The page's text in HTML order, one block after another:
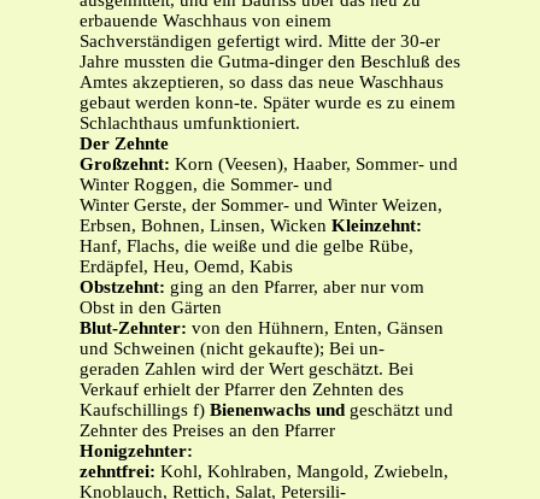
erbauende Waschhaus von einem
Sachverständigen gefertigt wird. Mitte der 30-er
Jahre mussten die Gutma-dinger den Beschluß des
Amtes akzeptieren, so dass das neue Waschhaus
gebaut werden konn-te. Später wurde es zu einem
Schlachthaus umfunktioniert.
Der Zehnte
Großzehnt: Korn (Veesen), Haaber, Sommer- und
Winter Roggen, die Sommer- und
Winter Gerste, der Sommer- und Winter Weizen,
Erbsen, Bohnen, Linsen, Wicken Kleinzehnt:
Hanf, Flachs, die weiße und die gelbe Rübe,
Erdäpfel, Heu, Oemd, Kabis
Obstzehnt: ging an den Pfarrer, aber nur vom
Obst in den Gärten
Blut-Zehnter: von den Hühnern, Enten, Gänsen
und Schweinen (nicht gekaufte); Bei un-
geraden Zahlen wird der Wert geschätzt. Bei
Verkauf erhielt der Pfarrer den Zehnten des
Kaufschillings f) Bienenwachs und geschätzt und
Zehnter des Preises an den Pfarrer
Honigzehnter:
zehntfrei: Kohl, Kohlraben, Mangold, Zwiebeln,
Knoblauch, Rettich, Salat, Petersili-